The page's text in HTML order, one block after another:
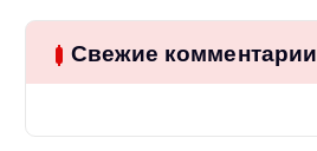
Свежие комментарии